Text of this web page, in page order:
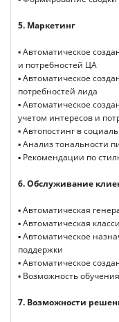
5. Маркетинг
▪ Автоматическое
и потребностей ЦА
▪ Автоматическое
потребностей лида
▪ Автоматическое
учетом интересов и
▪ Автопостинг в
▪ Анализ тональности
▪ Рекомендации по
6.Обслуживание
▪ Автоматическая
▪ Автоматическая
▪ Автоматическое
поддержки
▪ Автоматическое
▪ Возможность
7. Возможности